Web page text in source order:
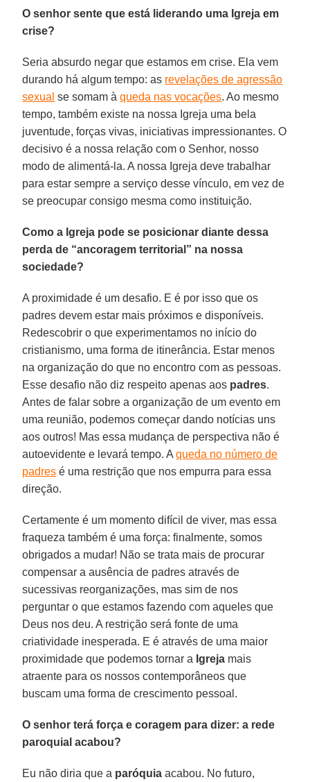
O senhor sente que está liderando uma Igreja em
crise?
Seria absurdo negar que estamos em crise. Ela vem
durando há algum tempo: as revelações de agressão
sexual se somam àqueda nas vocações. Ao mesmo
tempo, também existe na nossa Igreja uma bela
juventude, forças vivas, iniciativas impressionantes. O
decisivo é a nossa relação com o Senhor, nosso
modo de alimentá-la. A nossa Igreja deve trabalhar
para estar sempre a serviço desse vínculo, em vez de
se preocupar consigo mesma como instituição.
Como a Igreja pode se posicionar diante dessa
perda de “ancoragem territorial” na nossa
sociedade?
A proximidade é um desafio. E é por isso que os
padres devem estar mais próximos e disponíveis.
Redescobrir o que experimentamos no início do
cristianismo, uma forma de itinerância. Estar menos
na organização do que no encontro com as pessoas.
Esse desafio não diz respeito apenas aos padres.
Antes de falar sobre a organização de um evento em
uma reunião, podemos começar dando notícias uns
aos outros! Mas essa mudança de perspectiva não é
autoevidente e levará tempo. Aqueda no número de
padres é uma restrição que nos empurra para essa
direção.
Certamente é um momento difícil de viver, mas essa
fraqueza também é uma força: finalmente, somos
obrigados a mudar! Não se trata mais de procurar
compensar a ausência de padres através de
sucessivas reorganizações, mas sim de nos
perguntar o que estamos fazendo com aqueles que
Deus nos deu. A restrição será fonte de uma
criatividade inesperada. E é através de uma maior
proximidade que podemos tornar a Igreja mais
atraente para os nossos contemporâneos que
buscam uma forma de crescimento pessoal.
O senhor terá força e coragem para dizer: a rede
paroquial acabou?
Eu não diria que a paróquia acabou. No futuro,